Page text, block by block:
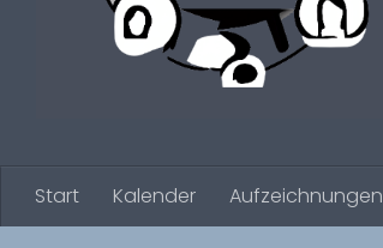
Start Kalender Aufzeichnungen